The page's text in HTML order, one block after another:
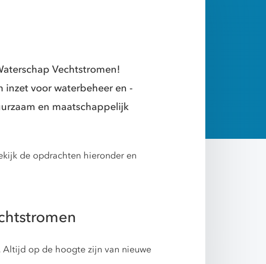
Vechtstromen!
voor waterbeheer en -
en maatschappelijk
de opdrachten hieronder en
op de hoogte zijn van nieuwe